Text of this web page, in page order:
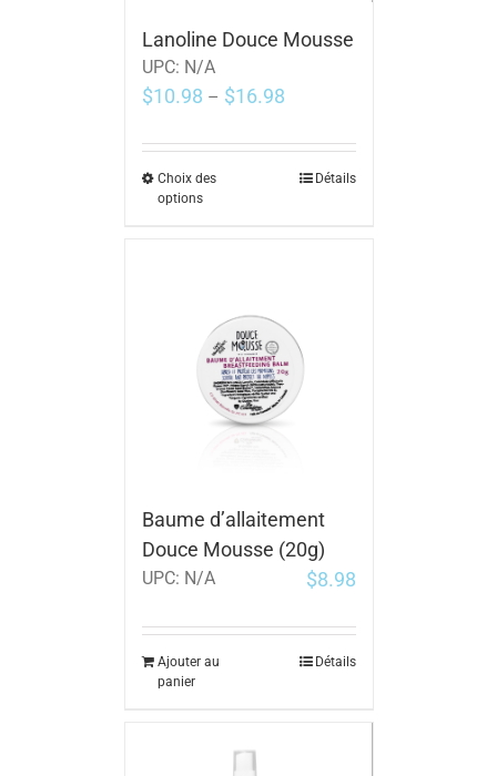
Lanoline Douce Mousse
UPC: N/A
$10.98 – $16.98
Choix des
options
Détails
Baume d’allaitement
Douce Mousse (20g)
UPC: N/A $8.98
Ajouter au
panier
Détails